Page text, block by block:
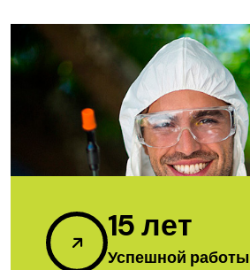
15лет
Успешной работы